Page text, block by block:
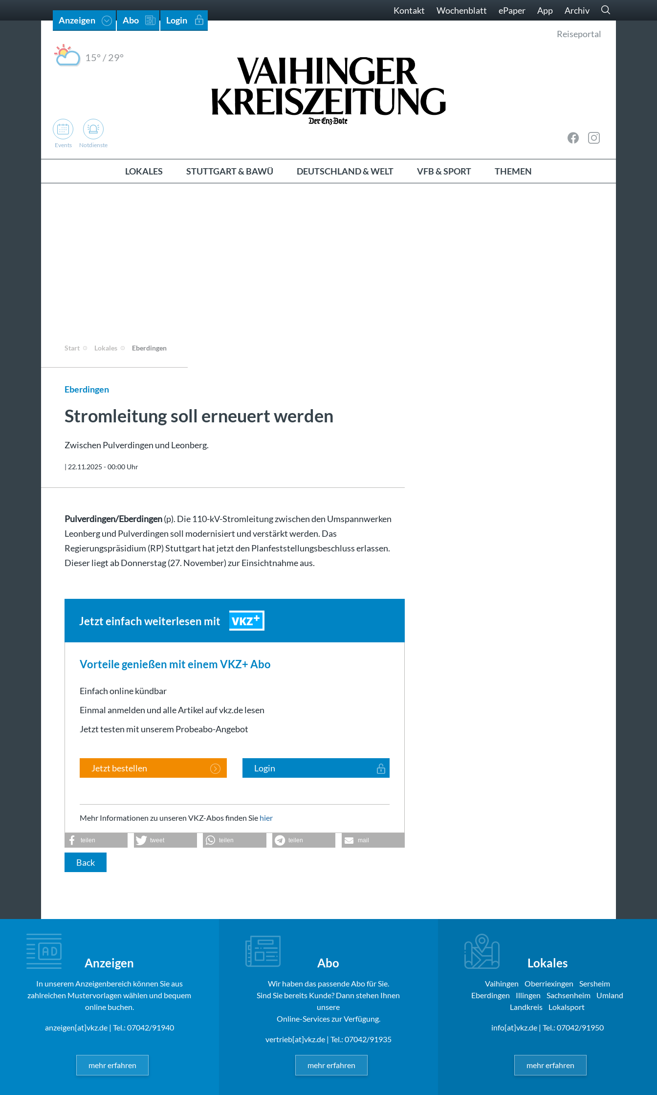
Anzeigen Abo Login
Kontakt Wochenblatt ePaper App Archiv
15° /29°
Reiseportal
Events Notdienste
LOKALES STUTTGART & BAWÜ DEUTSCHLAND & WELT VFB & SPORT THEMEN
Start Lokales Eberdingen
Eberdingen
Stromleitung soll erneuert werden
Zwischen Pulverdingen und Leonberg.
| 22.11.2025 - 00:00 Uhr
Pulverdingen/Eberdingen(p). Die 110-kV-Stromleitung zwischen den Umspannwerken
Leonberg und Pulverdingen soll modernisiert und verstärkt werden. Das
Regierungspräsidium (RP) Stuttgart hat jetzt den Planfeststellungsbeschluss erlassen.
Dieser liegt ab Donnerstag (27. November) zur Einsichtnahme aus.
Jetzt einfach weiterlesen mit VKZ
Vorteile genießen mit einem VKZ+ Abo
Einfach online kündbar
Einmal anmelden und alle Artikel auf vkz.de lesen
Jetzt testen mit unserem Probeabo-Angebot
Jetzt bestellen Login
Mehr Informationen zu unseren VKZ-Abos finden Sie hier
teilen tweet teilen teilen mail
Back
Anzeigen
In unserem Anzeigenbereich können Sie aus
zahlreichen Mustervorlagen wählen und bequem
online buchen.
anzeigen[at]vkz.de| Tel.: 07042/91940
mehr erfahren
Abo
Wir haben das passende Abo für Sie.
Sind Sie bereits Kunde? Dann stehen Ihnen
unsere
Online-Services zur Verfügung.
vertrieb[at]vkz.de| Tel.: 07042/91935
mehr erfahren
Lokales
Vaihingen Oberriexingen
Sersheim
Eberdingen
Illingen Sachsenheim
Umland
Landkreis
Lokalsport
info[at]vkz.de| Tel.: 07042/91950
mehr erfahren